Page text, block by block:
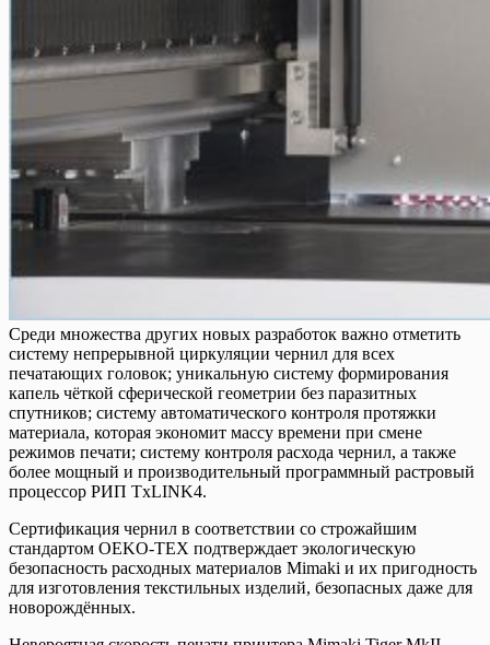
Среди множества других новых разработок важно отметить
систему непрерывной циркуляции чернил для всех
печатающих головок; уникальную систему формирования
капель чёткой сферической геометрии без паразитных
спутников; систему автоматического контроля протяжки
материала, которая экономит массу времени при смене
режимов печати; систему контроля расхода чернил, а также
более мощный и производительный программный растровый
процессор РИП TxLINK4.
Сертификация чернил в соответствии со строжайшим
стандартом OEKO-TEX подтверждает экологическую
безопасность расходных материалов Mimaki и их пригодность
для изготовления текстильных изделий, безопасных даже для
новорождённых.